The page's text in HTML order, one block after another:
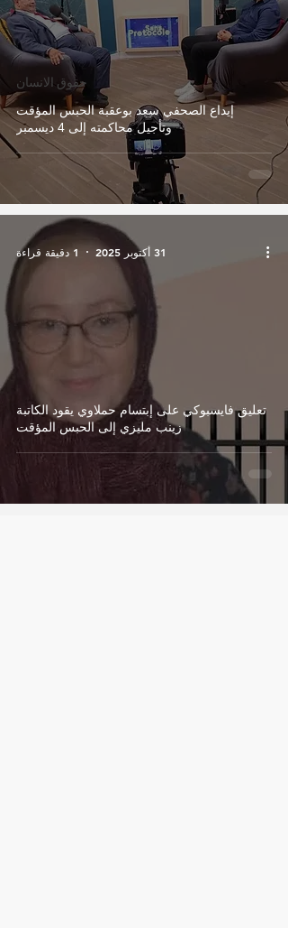
إيداع الصحفي سعد بوعقبة الحبس المؤقت
وتأجيل محاكمته إلى 4 ديسمبر
حقوق الانسان
تعليق فايسبوكي على إبتسام حملاوي يقود الكاتبة
زينب مليزي إلى الحبس المؤقت
31 أكتوبر 2025 1 دقيقة قراءة